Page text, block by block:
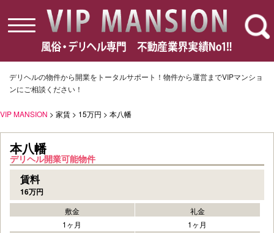
toggle
navigation
デリヘルの物件から開業をトータルサポート！物件から運営までVIPマンショ
ンにご相談ください！
VIP MANSION > 家賃 > 15万円 > 本八幡
本八幡
デリヘル開業可能物件
賃料
16万円
敷金
1ヶ月
礼金
1ヶ月